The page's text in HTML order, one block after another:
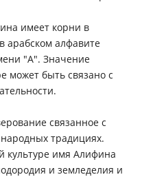
имеет корни в
арабском алфавите
"А". Значение
может быть связано с
связанное с
традициях.
культуре имя Алифина
и земледелия и